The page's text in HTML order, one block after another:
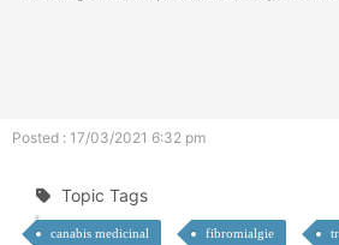
Posted : 17/03/2021 6:32 pm
Topic Tags
canabis medicinal fibromialgie